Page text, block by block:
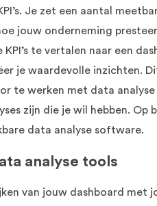
Je zet een aantal
jouw onderneming
te vertalen naar een
je waardevolle inzichten.
te werken met data analyse
zijn die je wil hebben. Op
data analyse software.
analyse tools
van jouw dashboard met